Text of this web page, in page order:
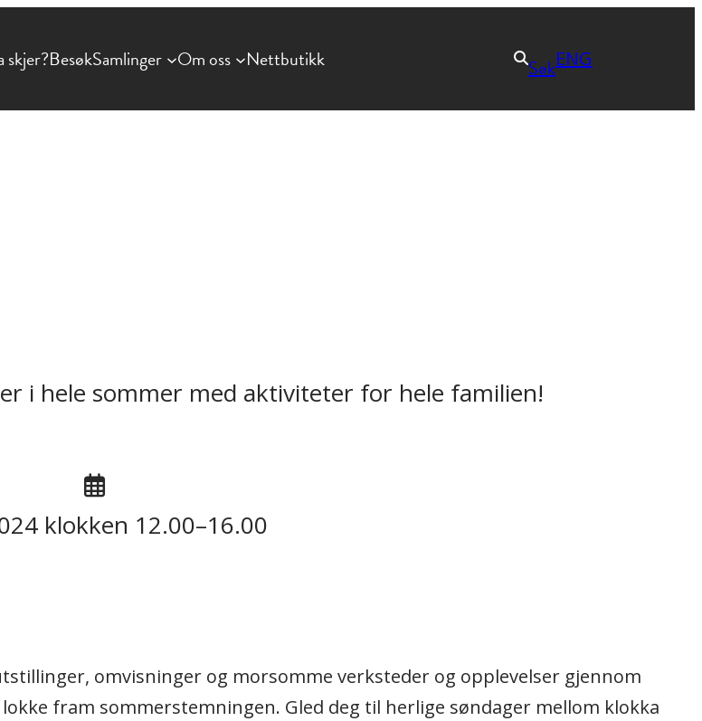
skjer?BesøkSamlinger Om oss Nettbutikk SøkENG
i hele sommer med aktiviteter for hele familien!
klokken 12.00–16.00
omvisninger og morsomme verksteder og opplevelser gjennom
fram sommerstemningen. Gled deg til herlige søndager mellom klokka